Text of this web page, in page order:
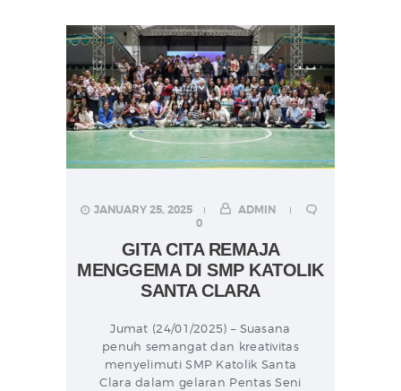
JANUARY 25, 2025
ADMIN
0
GITA CITA REMAJA
MENGGEMA DI SMP KATOLIK
SANTA CLARA
Jumat (24/01/2025) – Suasana
penuh semangat dan kreativitas
menyelimuti SMP Katolik Santa
Clara dalam gelaran Pentas Seni